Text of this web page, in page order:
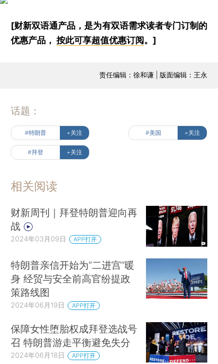
[财新双语通产品，是为有双语需求读者专门订制的
优惠产品，按此可享超值优惠订阅。]
责任编辑：徐和谦 | 版面编辑：王永
话题：
#特朗普 +关注 #美国 +关注
#拜登 +关注
相关阅读
财新周刊｜拜登特朗普迎向再
战
2024年03月09日 APP打开
特朗普亲信开始为“二进宫”暖
身 经贸与安全前高官纷提政
策路线图
2024年06月19日 APP打开
保障女性堕胎权成拜登选战号
召 特朗普游走平衡避免失分
2024年06月18日 APP打开